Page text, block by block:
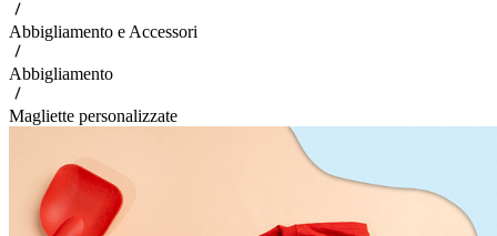
Abbigliamento e Accessori
Abbigliamento
Magliette personalizzate